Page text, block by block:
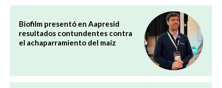
Biofilm presentó en Aapresid
resultados contundentes contra
el achaparramiento del maíz